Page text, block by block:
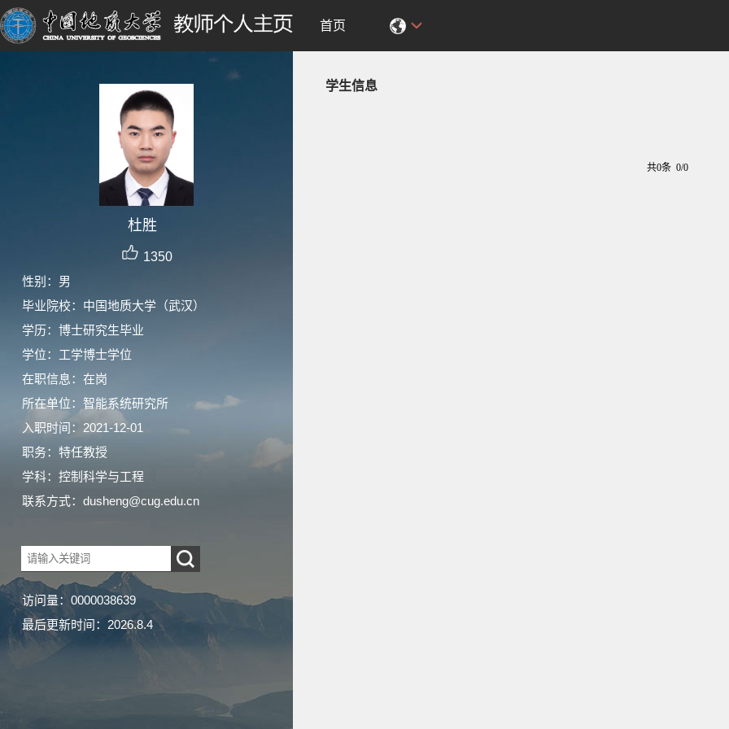
杜胜
1350
性别：男
毕业院校：中国地质大学（武汉）
学历：博士研究生毕业
学位：工学博士学位
在职信息：在岗
所在单位：智能系统研究所
入职时间：2021-12-01
职务：特任教授
学科：控制科学与工程
联系方式：dusheng@cug.edu.cn
访问量： 0000038639
最后更新时间： 2026.8.4
首页
学生信息
共0条 0/0